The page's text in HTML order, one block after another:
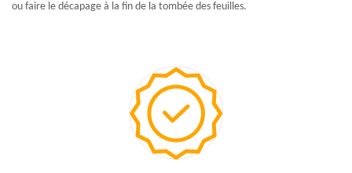
ou faire le décapage à la fin de la tombée des feuilles.